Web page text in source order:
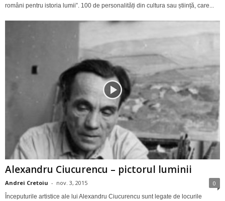
români pentru istoria lumii”. 100 de personalități din cultura sau știință, care...
Alexandru Ciucurencu – pictorul luminii
Andrei Cretoiu - nov. 3, 2015 0
Începuturile artistice ale lui Alexandru Ciucurencu sunt legate de locurile